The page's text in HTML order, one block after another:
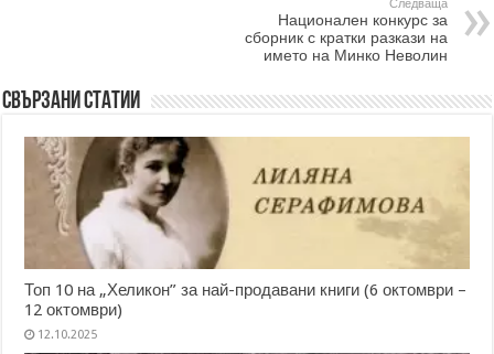
Следваща
Национален конкурс за
сборник с кратки разкази на
името на Минко Неволин
Свързани статии
Топ 10 на „Хеликон” за най-продавани книги (6 октомври –
12 октомври)
12.10.2025